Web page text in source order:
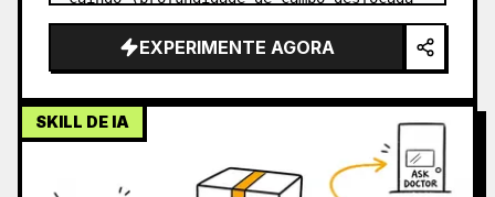
em pontos de luz), luzes quentes das
vitrines das lojas em ambo…
EXPERIMENTE AGORA
SKILL DE IA